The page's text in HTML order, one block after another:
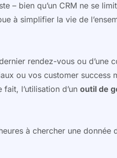
– bien qu’un CRM ne se
à simplifier la vie de
rendez-vous ou d’une
ou vos customer success
fait, l’utilisation d’un outil de
à chercher une donnée